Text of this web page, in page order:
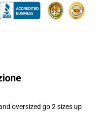
oversized go 2 sizes up